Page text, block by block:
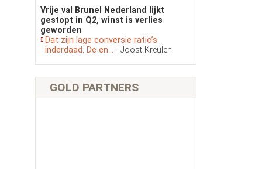
Vrije val Brunel Nederland lijkt
gestopt in Q2, winst is verlies
geworden
Dat zijn lage conversie ratio’s
inderdaad. De en... - Joost Kreulen
GOLD PARTNERS